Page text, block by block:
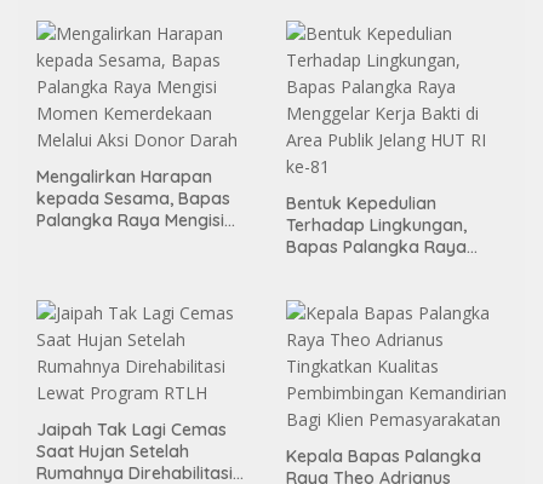
Mengalirkan Harapan
kepada Sesama, Bapas
Palangka Raya Mengisi
Bentuk Kepedulian
Terhadap Lingkungan,
Bapas Palangka Raya
ke-81
Jaipah Tak Lagi Cemas
Saat Hujan Setelah
Rumahnya Direhabilitasi
Kepala Bapas Palangka
Raya Theo Adrianus